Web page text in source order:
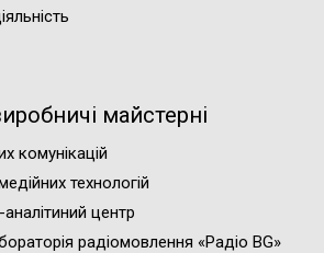
майстерні
комунікацій
технологій
центр
радіомовлення «Радіо BG»